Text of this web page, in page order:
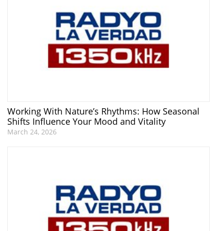
Working With Nature’s Rhythms: How Seasonal
Shifts Influence Your Mood and Vitality
March 24, 2026